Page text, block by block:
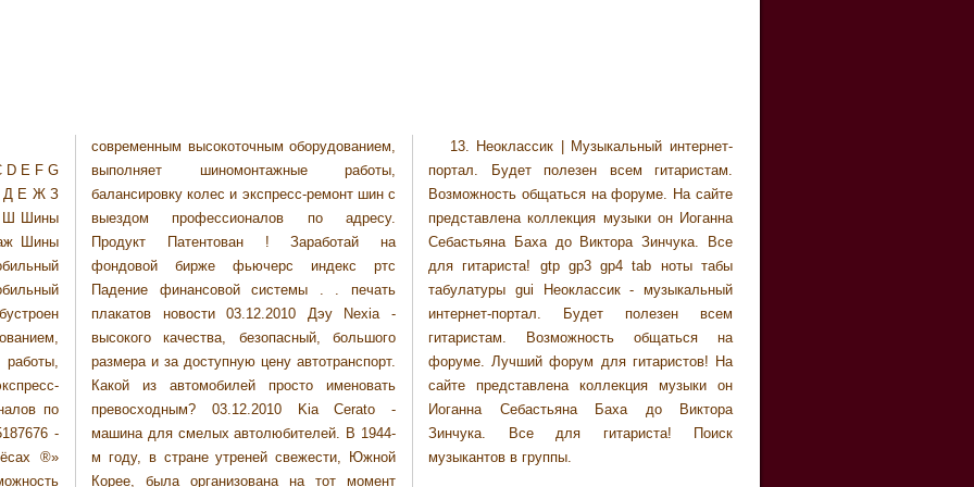
D E F G
Д Е Ж З
Шины
Шины
по
-
®»
современным высокоточным оборудованием,
шин с
на
ртс
печать
Nexia -
-
В 1944-
Южной
момент
13. Неоклассик | Музыкальный интернет-
портал. Будет полезен всем гитаристам.
Возможность общаться на форуме. На сайте
представлена коллекция музыки он Иоганна
Себастьяна Баха до Виктора Зинчука. Все
для гитариста! gtp gp3 gp4 tab ноты табы
табулатуры gui Неоклассик - музыкальный
интернет-портал. Будет полезен всем
гитаристам. Возможность общаться на
форуме. Лучший форум для гитаристов! На
сайте представлена коллекция музыки он
Иоганна Себастьяна Баха до Виктора
Зинчука. Все для гитариста! Поиск
музыкантов в группы.